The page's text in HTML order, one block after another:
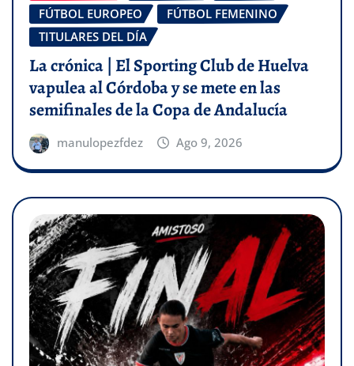
FÚTBOL EUROPEO
FÚTBOL FEMENINO
TITULARES DEL DÍA
La crónica | El Sporting Club de Huelva
vapulea al Córdoba y se mete en las
semifinales de la Copa de Andalucía
manulopezfdez Ago 9, 2026